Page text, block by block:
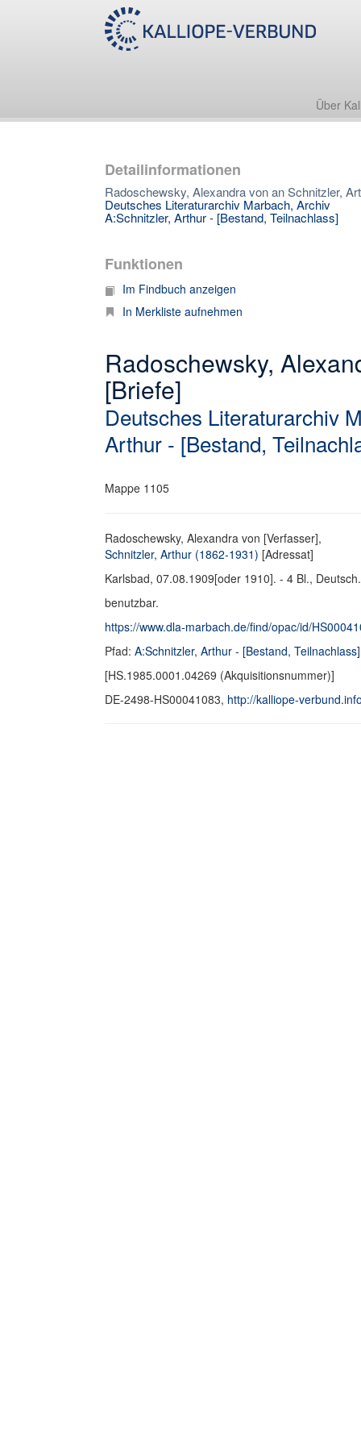
Über
Detailinformationen
Radoschewsky, Alexandra von an Schnitzler,
Deutsches Literaturarchiv Marbach, Archiv
A:Schnitzler, Arthur - [Bestand, Teilnachlass]
Funktionen
Im Findbuch anzeigen
In Merkliste aufnehmen
Radoschewsky,
[Briefe]
Deutsches Literaturarchiv
Arthur - [Bestand,
Mappe 1105
Radoschewsky, Alexandra von [Verfasser],
Schnitzler, Arthur (1862-1931) [Adressat]
Karlsbad, 07.08.1909[oder 1910]. - 4 Bl.,
benutzbar.
https://www.dla-marbach.de/find/opac/id/
Pfad: A:Schnitzler, Arthur - [Bestand, Teilnachlass]
[HS.1985.0001.04269 (Akquisitionsnummer)]
DE-2498-HS00041083, http://kalliope-